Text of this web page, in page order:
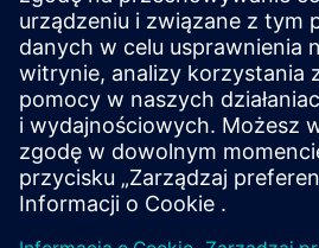
Terminy i rejestracja
Obecnie brak dostępnych wydarzeń
Zapisz się na listę rezerwową i
tylko pojawią się nowe daty.
Aktywuj usługę powiadomień